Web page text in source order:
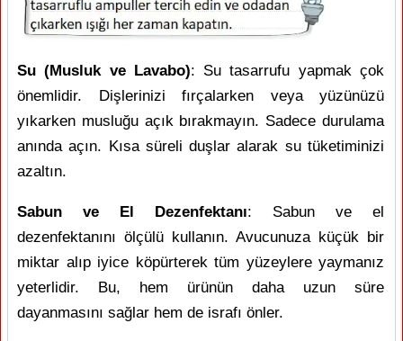
Su (Musluk ve Lavabo): Su tasarrufu yapmak çok
önemlidir. Dişlerinizi fırçalarken veya yüzünüzü
yıkarken musluğu açık bırakmayın. Sadece durulama
anında açın. Kısa süreli duşlar alarak su tüketiminizi
azaltın.
Sabun ve El Dezenfektanı: Sabun ve el
dezenfektanını ölçülü kullanın. Avucunuza küçük bir
miktar alıp iyice köpürterek tüm yüzeylere yaymanız
yeterlidir. Bu, hem ürünün daha uzun süre
dayanmasını sağlar hem de israfı önler.